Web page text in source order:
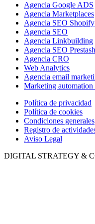
Agencia Google ADS
Agencia Marketplaces
Agencia SEO Shopify
Agencia SEO
Agencia Linkbuilding
Agencia SEO
Agencia CRO
Web Analytics
Agencia email
Marketing automation
Política de privacidad
Política de cookies
Condiciones generales
Registro de
Aviso Legal
DIGITAL STRATEGY &